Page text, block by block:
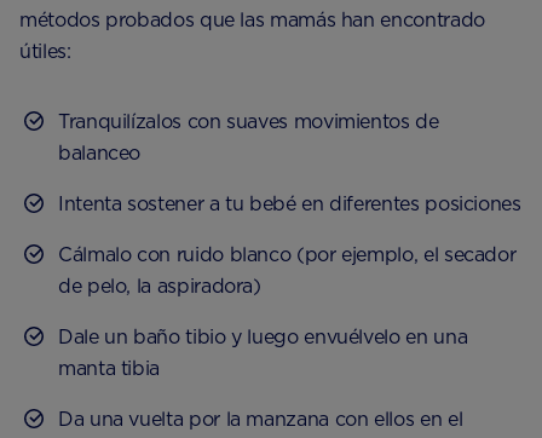
métodos probados que las mamás han encontrado
útiles:
Tranquilízalos con suaves movimientos de
balanceo
Intenta sostener a tu bebé en diferentes posiciones
Cálmalo con ruido blanco (por ejemplo, el secador
de pelo, la aspiradora)
Dale un baño tibio y luego envuélvelo en una
manta tibia
Da una vuelta por la manzana con ellos en el